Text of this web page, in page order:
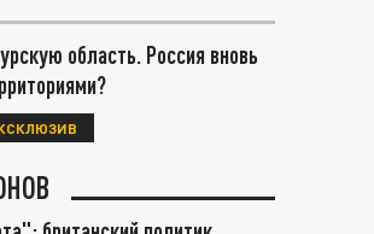
область. Россия вновь